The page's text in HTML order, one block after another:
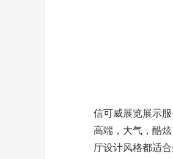
信可威展览展示
高端，大气，酷
厅设计风格都适